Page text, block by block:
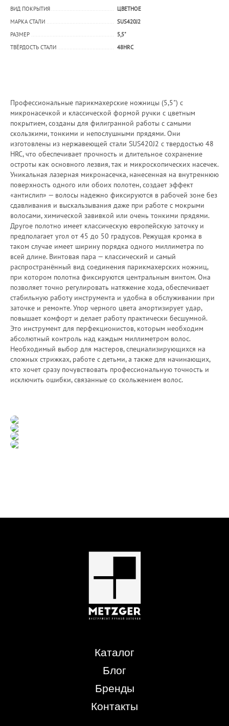
ВИД ПОКРЫТИЯ
ЦВЕТНОЕ
МАРКА СТАЛИ
SUS420J2
РАЗМЕР
5,5"
ТВЁРДОСТЬ СТАЛИ
48HRC
Профессиональные парикмахерские ножницы (5,5") с
микронасечкой и классической формой ручки с цветным
покрытием, созданы для филигранной работы с самыми
скользкими, тонкими и непослушными прядями. Они
изготовлены из нержавеющей стали SUS420J2 с твердостью 48
HRC, что обеспечивает прочность и длительное сохранение
остроты как основного лезвия, так и микроскопических насечек.
Уникальная лазерная микронасечка, нанесенная на внутреннюю
поверхность одного или обоих полотен, создает эффект
«антислип» — волосы надежно фиксируются в рабочей зоне без
сдавливания и выскальзывания даже при работе с мокрыми
волосами, химической завивкой или очень тонкими прядями.
Другое полотно имеет классическую европейскую заточку и
предполагает угол от 45 до 50 градусов. Режущая кромка в
таком случае имеет ширину порядка одного миллиметра по
всей длине. Винтовая пара — классический и самый
распространённый вид соединения парикмахерских ножниц,
при котором полотна фиксируются центральным винтом. Она
позволяет точно регулировать натяжение хода, обеспечивает
стабильную работу инструмента и удобна в обслуживании при
заточке и ремонте. Упор черного цвета амортизирует удар,
повышает комфорт и делает работу практически бесшумной.
Это инструмент для перфекционистов, которым необходим
абсолютный контроль над каждым миллиметром волос.
Необходимый выбор для мастеров, специализирующихся на
сложных стрижках, работе с детьми, а также для начинающих,
кто хочет сразу почувствовать профессиональную точность и
исключить ошибки, связанные со скольжением волос.
Каталог
Блог
Бренды
Контакты